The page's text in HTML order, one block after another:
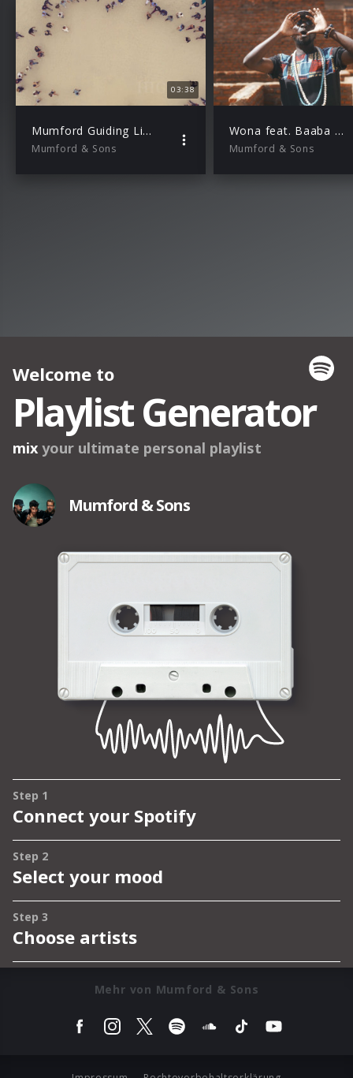
03:38
Mumford Guiding Light Lyric VId_002
Mumford & Sons
Wona feat. Baaba Maal, Beatenberg & The Very Best
Mumford & Sons
Mehr von Mumford & Sons